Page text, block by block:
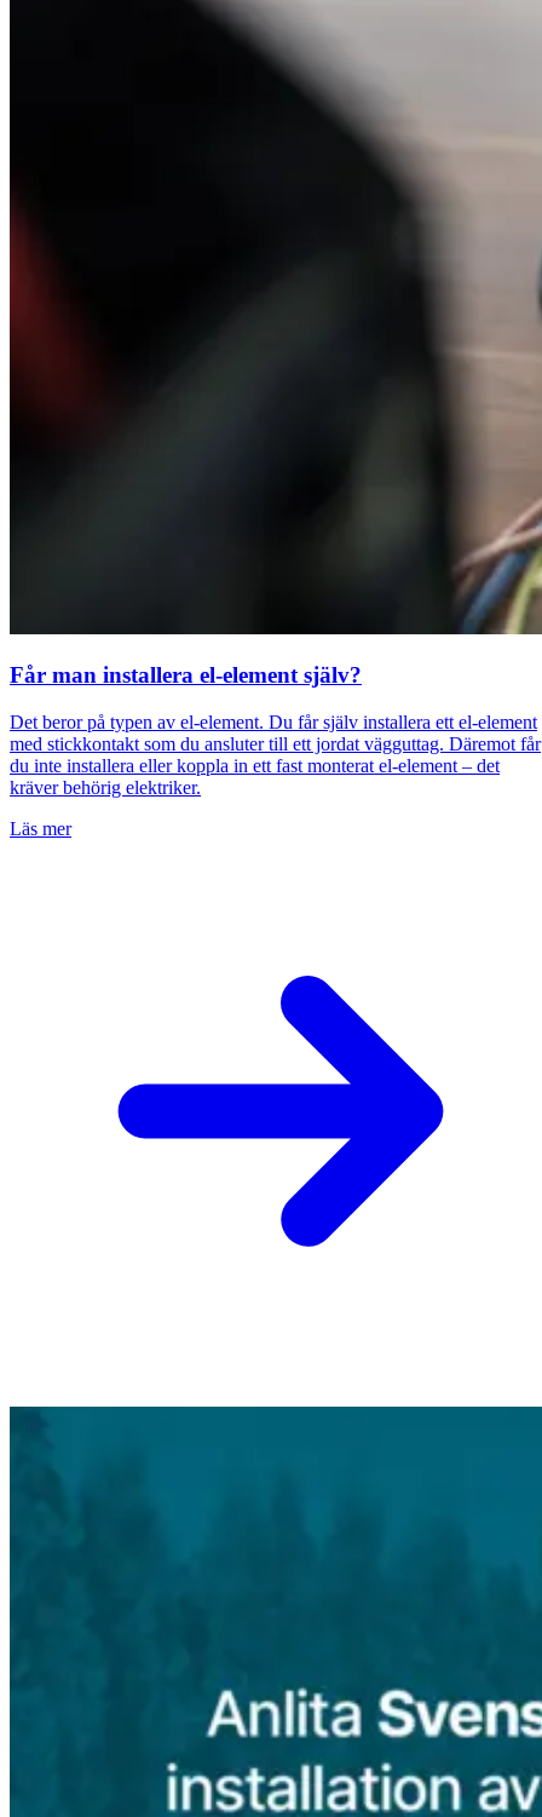
Får man installera el-element själv?
Det beror på typen av el-element. Du får själv installera ett el-element
med stickkontakt som du ansluter till ett jordat vägguttag. Däremot får
du inte installera eller koppla in ett fast monterat el-element – det
kräver behörig elektriker.
Läs mer